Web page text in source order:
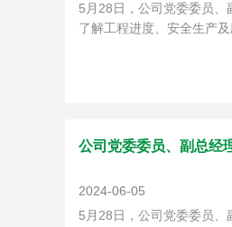
5月28日，公司党委委员
了解工程进度、安全生产
公司党委委员、副总经
2024-06-05
5月28日，公司党委委员